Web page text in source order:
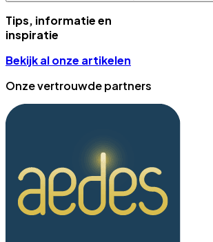
Tips, informatie en
inspiratie
Bekijk al onze artikelen
Onze vertrouwde partners